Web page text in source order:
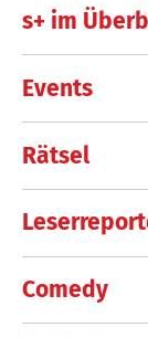
s+ im
Events
Rätsel
Comedy